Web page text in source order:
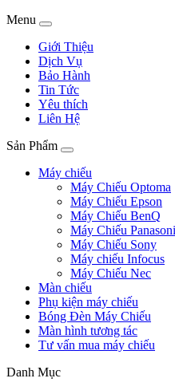
Menu
Giới Thiệu
Dịch Vụ
Bảo Hành
Tin Tức
Yêu thích
Liên Hệ
Sản Phẩm
Máy chiếu
Máy Chiếu Optoma
Máy Chiếu Epson
Máy Chiếu BenQ
Máy Chiếu
Máy Chiếu Sony
Máy chiếu Infocus
Máy Chiếu Nec
Màn chiếu
Phụ kiện máy chiếu
Bóng Đèn Máy Chiếu
Màn hình tương tác
Tư vấn mua máy chiếu
Danh Mục